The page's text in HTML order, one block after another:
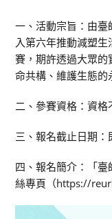
一、活動宗旨：由
入第六年推動減塑
賽，期許透過大眾
命共構、維護生態的
二、參賽資格：資格
三、報名截止日期
四、報名簡介：「
絲專頁（https://